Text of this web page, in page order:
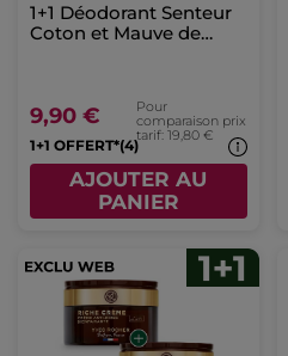
1+1 Déodorant Senteur
Coton et Mauve de
9,90 €
Pour
comparaison prix
tarif: 19,80 €
1+1 OFFERT*(4)
AJOUTER AU
PANIER